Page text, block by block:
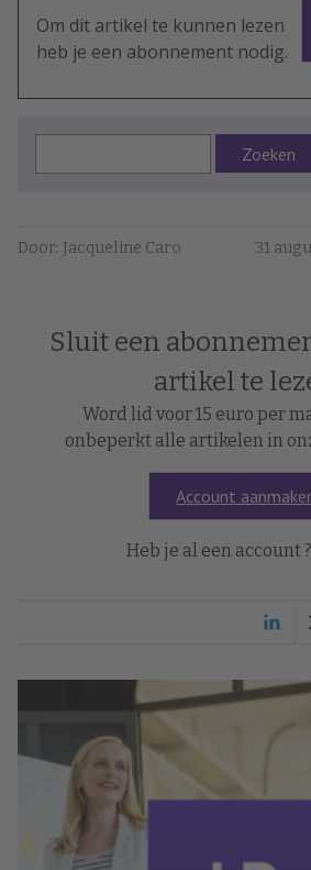
Om dit artikel te kunnen lezen
heb je een abonnement nodig.
Zoeken
Door: Jacqueline Caro 31
Sluit een
artikel te
Word lid voor 15 euro per
onbeperkt alle artikelen in
Account
Heb je al een account ?